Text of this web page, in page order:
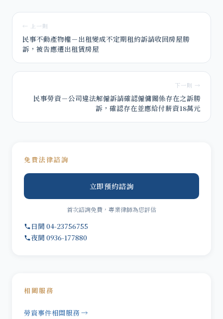
← 上一則
民事不動產物權－出租變成不定期租約訴請收回房屋勝
訴，被告應遷出租賃房屋
下一則 →
民事勞資－公司違法解僱訴請確認僱傭關係存在之訴勝
訴，確認存在並應給付薪資18萬元
免費法律諮詢
立即預約諮詢
首次諮詢免費，專業律師為您評估
日間 04-23756755
夜間 0936-177880
相關服務
勞資事件相關服務 →